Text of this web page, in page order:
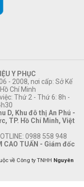
Y PHỤC
- 2008, nơi cấp: Sở Kế
Chí Minh
Thứ 2 - Thứ 6: 8h -
D, Khu đô thị An Phú -
TP. Hồ Chí Minh, Việt
0988 558 948
CAO TUẤN - Giám đốc
về Công ty TNHH Nguyên